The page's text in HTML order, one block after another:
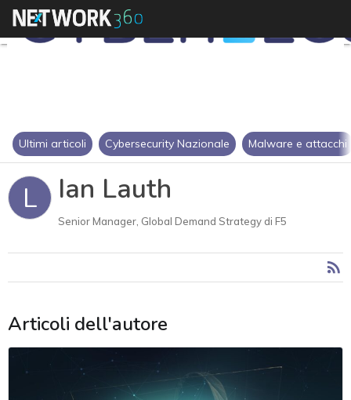
Ultimi articoli Cybersecurity Nazionale Malware e attacchi
L Ian Lauth
Senior Manager, Global Demand Strategy di F5
Articoli dell'autore